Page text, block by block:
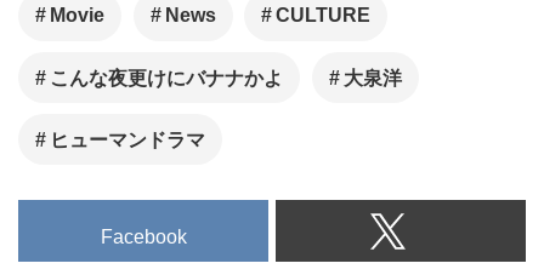
Movie News CULTURE
こんな夜更けにバナナかよ 大泉洋
ヒューマンドラマ
Facebook